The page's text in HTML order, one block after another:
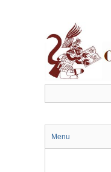
Menu